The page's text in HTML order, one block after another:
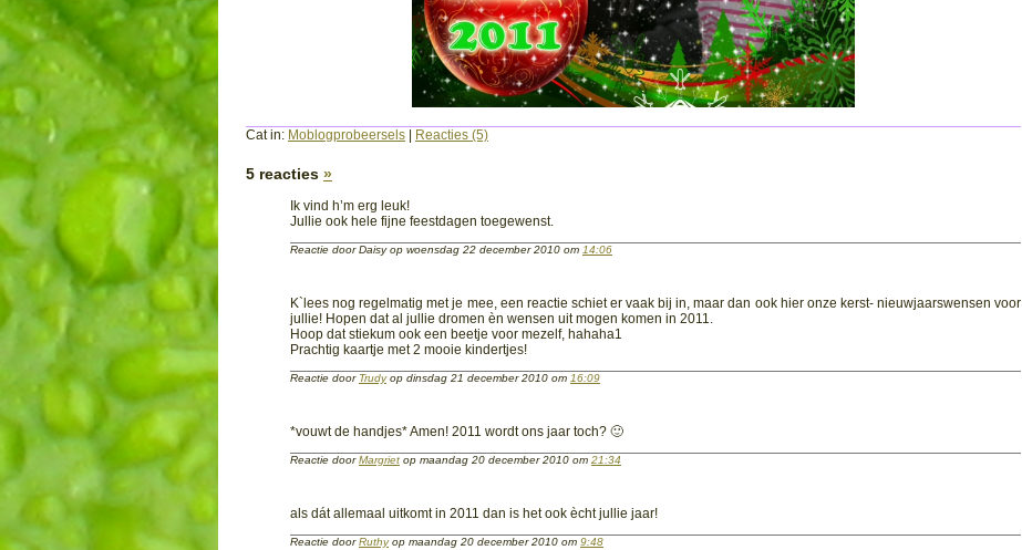
Cat in: Moblogprobeersels Reacties (5)
5 reacties »
Ik vind h’m erg leuk!
Jullie ook hele fijne feestdagen toegewenst.
Reactie door Daisy op woensdag 22 december 2010 om 14:06
K`lees nog regelmatig met je mee, een reactie schiet er vaak bij in, maar dan ook hier onze kerst- nieuwjaarswensen voor
jullie! Hopen dat al jullie dromen èn wensen uit mogen komen in 2011.
Hoop dat stiekum ook een beetje voor mezelf, hahaha1
Prachtig kaartje met 2 mooie kindertjes!
Reactie door Trudyop dinsdag 21 december 2010 om 16:09
*vouwt de handjes* Amen! 2011 wordt ons jaar toch? 🙂
Reactie doorMargriet op maandag 20 december 2010 om 21:34
als dát allemaal uitkomt in 2011 dan is het ook ècht jullie jaar!
Reactie doorRuthyop maandag 20 december 2010 om 9:48